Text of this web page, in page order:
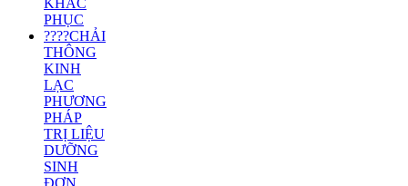
PHỤC
????CHẢI
THÔNG
KINH
LẠC
PHƯƠNG
PHÁP
TRỊ LIỆU
DƯỠNG
SINH
ĐƠN